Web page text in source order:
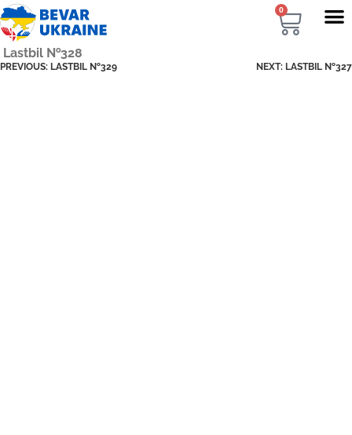
0
Lastbil №328
PREVIOUS: LASTBIL №329 NEXT: LASTBIL №327